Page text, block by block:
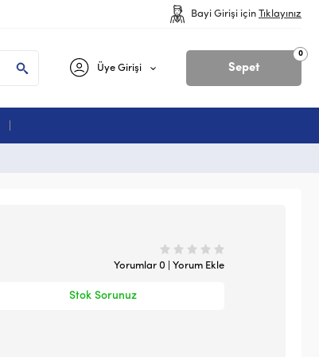
Bayi Girişi için Tıklayınız
Sepet
0
Üye Girişi
Yorumlar 0 | Yorum Ekle
Stok Sorunuz